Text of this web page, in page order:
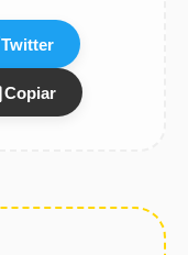
Twitter
Copiar